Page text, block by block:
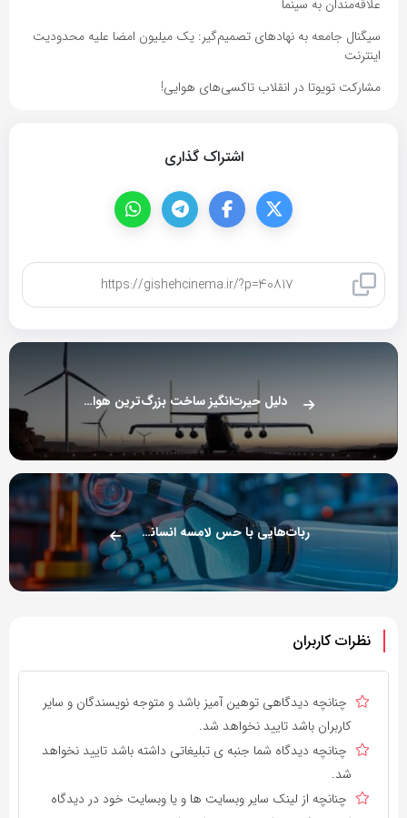
علاقه‌مندان به سینما
سیگنال جامعه به نهادهای تصمیم‌گیر: یک میلیون امضا علیه محدودیت
اینترنت
مشارکت تویوتا در انقلاب تاکسی‌های هوایی!
اشتراک گذاری
دلیل حیرت‌انگیز ساخت بزرگ‌ترین هواپیمای تاریخ
ربات‌هایی با حس لامسه انسانی در راه‌اند
نظرات کاربران
چنانچه دیدگاهی توهین آمیز باشد و متوجه نویسندگان و سایر
کاربران باشد تایید نخواهد شد.
چنانچه دیدگاه شما جنبه ی تبلیغاتی داشته باشد تایید نخواهد
شد.
چنانچه از لینک سایر وبسایت ها و یا وبسایت خود در دیدگاه